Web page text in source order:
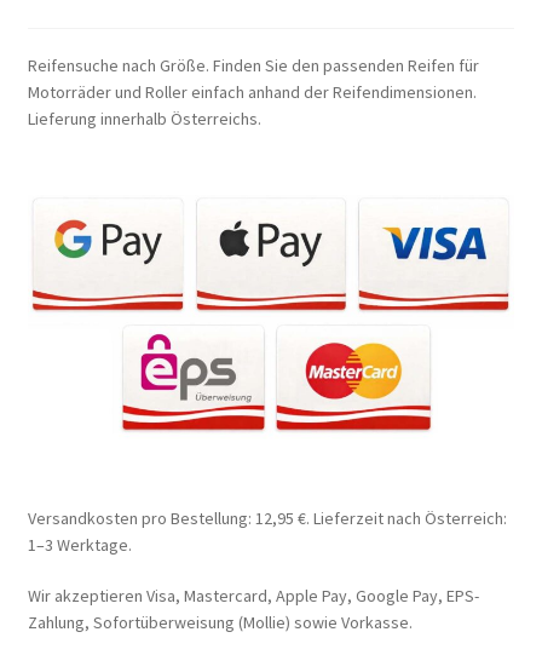
Reifensuche nach Größe. Finden Sie den passenden Reifen für
Motorräder und Roller einfach anhand der Reifendimensionen.
Lieferung innerhalb Österreichs.
Versandkosten pro Bestellung: 12,95 €. Lieferzeit nach Österreich:
1–3 Werktage.
Wir akzeptieren Visa, Mastercard, Apple Pay, Google Pay, EPS-
Zahlung, Sofortüberweisung (Mollie) sowie Vorkasse.